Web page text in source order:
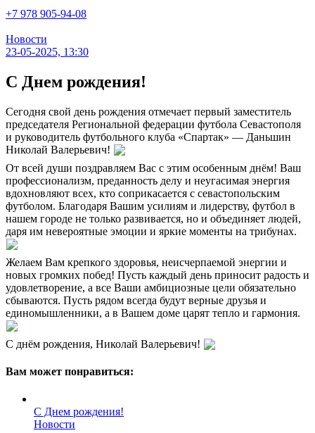
+7 978 905-94-08
Новости
23-05-2025, 13:30
С Днем рождения!
Сегодня свой день рождения отмечает первый заместитель
председателя Региональной федерации футбола Севастополя
и руководитель футбольного клуба «Спартак» — Даньшин
Николай Валерьевич!
От всей души поздравляем Вас с этим особенным днём! Ваш
профессионализм, преданность делу и неугасимая энергия
вдохновляют всех, кто соприкасается с севастопольским
футболом. Благодаря Вашим усилиям и лидерству, футбол в
нашем городе не только развивается, но и объединяет людей,
даря им невероятные эмоции и яркие моменты на трибунах.
Желаем Вам крепкого здоровья, неисчерпаемой энергии и
новых громких побед! Пусть каждый день приносит радость и
удовлетворение, а все Ваши амбициозные цели обязательно
сбываются. Пусть рядом всегда будут верные друзья и
единомышленники, а в Вашем доме царят тепло и гармония.
С днём рождения, Николай Валерьевич!
Вам может понравиться:
С Днем рождения!
Новости